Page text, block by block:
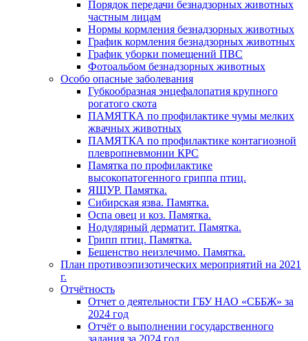
Порядок передачи безнадзорных животных
частным лицам
Нормы кормления безнадзорных животных
График кормления безнадзорных животных
График уборки помещений ПВС
Фотоальбом безнадзорных животных
Особо опасные заболевания
Губкообразная энцефалопатия крупного
рогатого скота
ПАМЯТКА по профилактике чумы мелких
жвачных животных
ПАМЯТКА по профилактике контагиозной
плевропневмонии КРС
Памятка по профилактике
высокопатогенного гриппа птиц.
ЯЩУР. Памятка.
Сибирская язва. Памятка.
Оспа овец и коз. Памятка.
Нодулярный дерматит. Памятка.
Грипп птиц. Памятка.
Бешенство неизлечимо. Памятка.
План противоэпизотических мероприятий на 2021
г.
Отчётность
Отчет о деятельности ГБУ НАО «СББЖ» за
2024 год
Отчёт о выполнении государственного
задания за 2024 год